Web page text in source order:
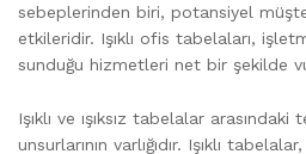
sebeplerinden biri, potansiyel
etkileridir. Işıklı ofis tabelaları,
sunduğu hizmetleri net bir şekilde
Işıklı ve ışıksız tabelalar
unsurlarının varlığıdır. Işıklı